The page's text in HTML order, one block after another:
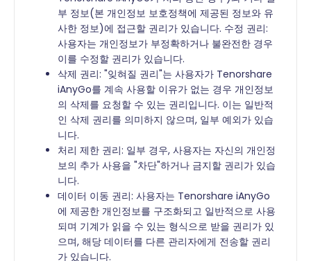
부 정보(본 개인정보 보호정책에 제공된 정보와 유
사한 정보)에 접근할 권리가 있습니다. 수정 권리:
사용자는 개인정보가 부정확하거나 불완전한 경우
이를 수정할 권리가 있습니다.
삭제 권리: "잊혀질 권리"는 사용자가 Tenorshare
iAnyGo를 계속 사용할 이유가 없는 경우 개인정보
의 삭제를 요청할 수 있는 권리입니다. 이는 일반적
인 삭제 권리를 의미하지 않으며, 일부 예외가 있습
니다.
처리 제한 권리: 일부 경우, 사용자는 자신의 개인정
보의 추가 사용을 "차단"하거나 금지할 권리가 있습
니다.
데이터 이동 권리: 사용자는 Tenorshare iAnyGo
에 제공한 개인정보를 구조화되고 일반적으로 사용
되며 기계가 읽을 수 있는 형식으로 받을 권리가 있
으며, 해당 데이터를 다른 관리자에게 전송할 권리
가 있습니다.